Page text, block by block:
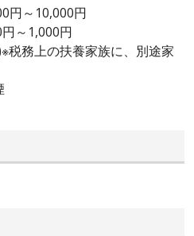
円～10,000円
～1,000円
税務上の扶養家族に、別途家